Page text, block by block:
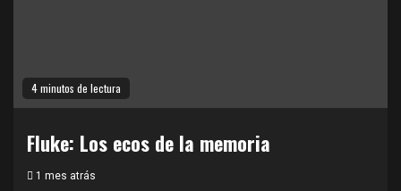
4 minutos de lectura
Fluke: Los ecos de la memoria
1 mes atrás